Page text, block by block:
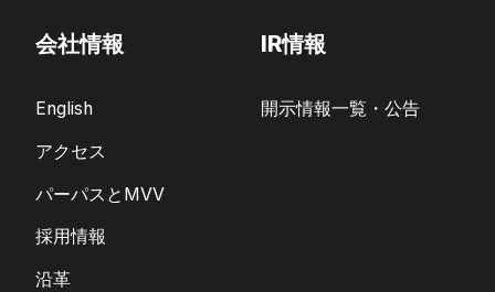
会社情報
English
アクセス
パーパスとMVV
採用情報
沿革
IR情報
開示情報一覧・公告